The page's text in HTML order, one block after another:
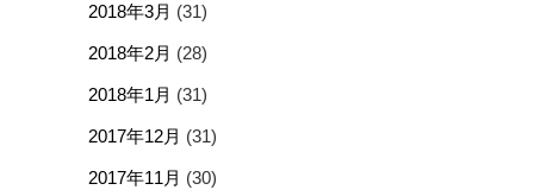
2018年3月 (31)
2018年2月 (28)
2018年1月 (31)
2017年12月 (31)
2017年11月 (30)